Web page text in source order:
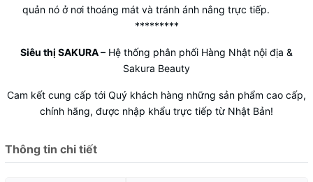
quản nó ở nơi thoáng mát và tránh ánh nắng trực tiếp.
*********
Siêu thị SAKURA– Hệ thống phân phối Hàng Nhật nội địa &
Sakura Beauty
Cam kết cung cấp tới Quý khách hàng những sản phẩm cao cấp,
chính hãng, được nhập khẩu trực tiếp từ Nhật Bản!
Thông tin chi tiết